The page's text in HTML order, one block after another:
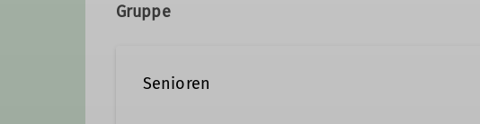
Gruppe
Senioren